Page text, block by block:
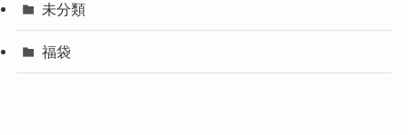
未分類
福袋